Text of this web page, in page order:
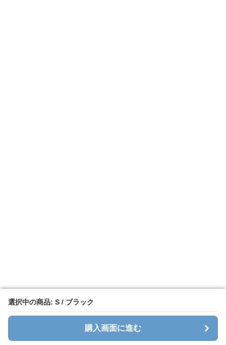
選択中の商品: S / ブラック
購入画面に進む
選択中の商品: S / ブラック
購入画面に進む